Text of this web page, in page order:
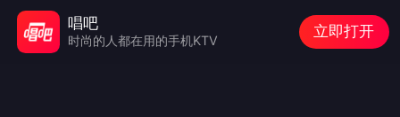
唱吧
时尚的人都在用的手机KTV
立即打开